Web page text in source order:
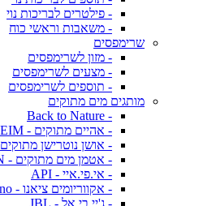
- פילטרים לבריכות נוי
- משאבות וראשי כוח
שרימפסים
- מזון לשרימפסים
- מצעים לשרימפסים
- תוספים לשרימפסים
מותגים מים מתוקים
- Back to Nature
- אהיים מתוקים - EHEIM
- אושן נוטרישן מתוקים
- אטמן מים מתוקים - ATMAN
- אי.פי.איי - API
- אקווריומים ציאנו - Ciano
- ג'יי בי אל - JBL